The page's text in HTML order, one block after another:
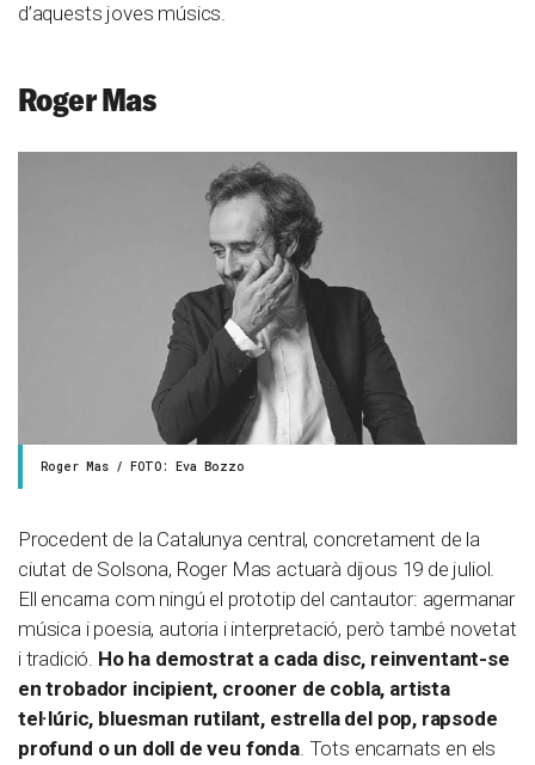
d’aquests joves músics.
Roger Mas
Roger Mas / FOTO: Eva Bozzo
Procedent de la Catalunya central, concretament de la
ciutat de Solsona, Roger Mas actuarà dijous 19 de juliol.
Ell encarna com ningú el prototip del cantautor: agermanar
música i poesia, autoria i interpretació, però també novetat
i tradició. Ho ha demostrat a cada disc, reinventant-se
en trobador incipient, crooner de cobla, artista
tel·lúric, bluesman rutilant, estrella del pop, rapsode
profund o un doll de veu fonda. Tots encarnats en els